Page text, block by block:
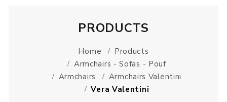
PRODUCTS
Home
Products
Armchairs - Sofas - Pouf
Armchairs
Armchairs Valentini
Vera Valentini